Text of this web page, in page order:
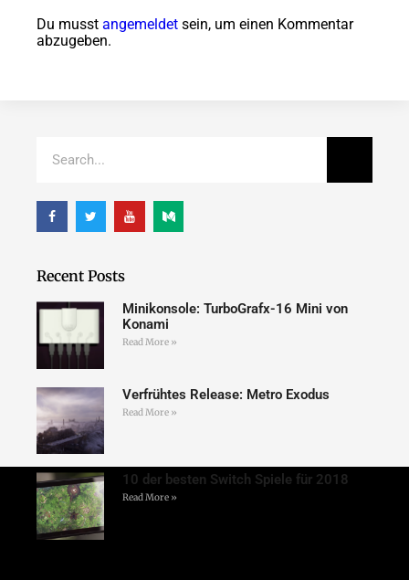
Du musst angemeldet sein, um einen Kommentar
abzugeben.
Recent Posts
Minikonsole: TurboGrafx-16 Mini von
Konami
Read More »
Verfrühtes Release: Metro Exodus
Read More »
10 der besten Switch Spiele für 2018
Read More »